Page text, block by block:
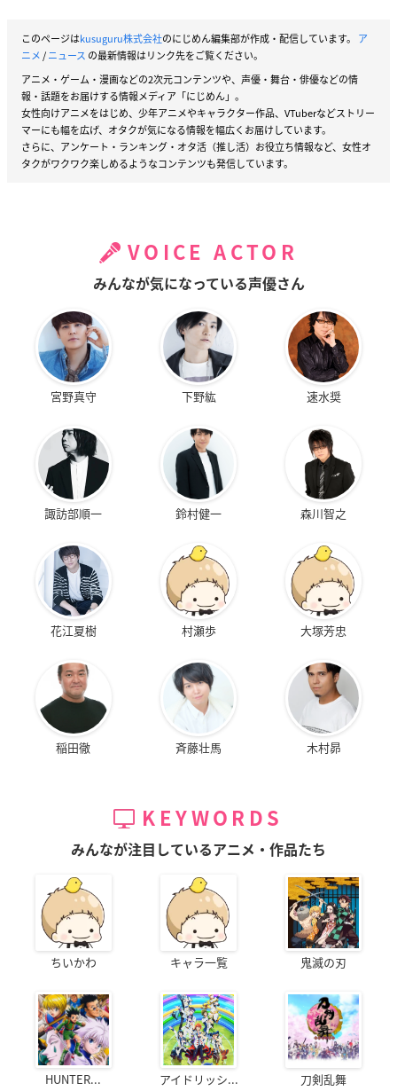
このページはkusuguru株式会社のにじめん編集部が作成・配信しています。 ア
ニメ/ニュース の最新情報はリンク先をご覧ください。
アニメ・ゲーム・漫画などの2次元コンテンツや、声優・舞台・俳優などの情
報・話題をお届けする情報メディア「にじめん」。
女性向けアニメをはじめ、少年アニメやキャラクター作品、VTuberなどストリー
マーにも幅を広げ、オタクが気になる情報を幅広くお届けしています。
さらに、アンケート・ランキング・オタ活（推し活）お役立ち情報など、女性オ
タクがワクワク楽しめるようなコンテンツも発信しています。
VOICE ACTOR
みんなが気になっている声優さん
宮野真守 下野紘 速水奨
諏訪部順一 鈴村健一 森川智之
花江夏樹 村瀬歩 大塚芳忠
稲田徹 斉藤壮馬 木村昴
KEYWORDS
みんなが注目しているアニメ・作品たち
ちいかわ キャラ一覧 鬼滅の刃
HUNTER... アイドリッシ... 刀剣乱舞